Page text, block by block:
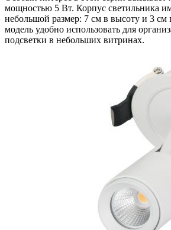
мощностью 5 Вт. Корпус светильника
небольшой размер: 7 см в высоту и 3 см
модель удобно использовать для
подсветки в небольших витринах.